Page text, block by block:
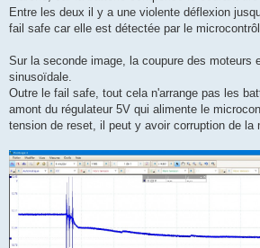
Entre les deux il y a une violente déflexion
fail safe car elle est détectée par le
Sur la seconde image, la coupure des moteurs
sinusoïdale.
Outre le fail safe, tout cela n'arrange pas les
amont du régulateur 5V qui alimente le
tension de reset, il peut y avoir corruption de la